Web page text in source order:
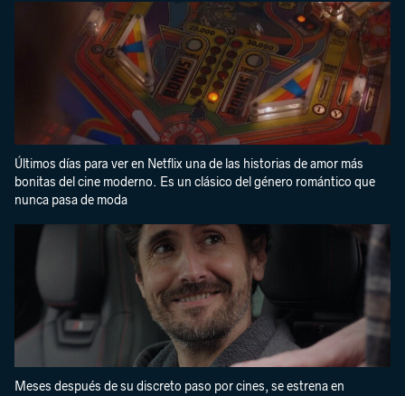
Últimos días para ver en Netflix una de las historias de amor más
bonitas del cine moderno. Es un clásico del género romántico que
nunca pasa de moda
Meses después de su discreto paso por cines, se estrena en